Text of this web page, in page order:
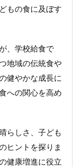
もの食に及ぼす
、学校給食で
地域の伝統食や
健やかな成長に
への関心を高め
らしさ、子ども
ヒントを探りま
健康増進に役立